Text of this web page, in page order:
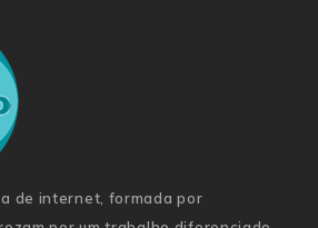
de internet, formada por